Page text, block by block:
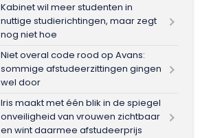
Kabinet wil meer studenten in
nuttige studierichtingen, maar zegt
nog niet hoe
Niet overal code rood op Avans:
sommige afstudeerzittingen gingen
wel door
Iris maakt met één blik in de spiegel
onveiligheid van vrouwen zichtbaar
en wint daarmee afstudeerprijs